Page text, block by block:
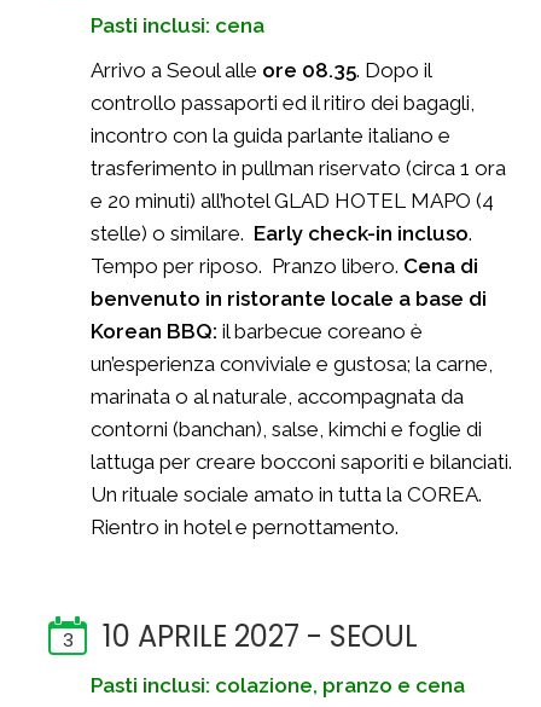
Pasti inclusi: cena
Arrivo a Seoul alle ore 08.35. Dopo il
controllo passaporti ed il ritiro dei bagagli,
incontro con la guida parlante italiano e
trasferimento in pullman riservato (circa 1 ora
e 20 minuti) all’hotel GLAD HOTEL MAPO (4
stelle) o similare. Early check-in incluso.
Tempo per riposo. Pranzo libero. Cena di
benvenuto in ristorante locale a base di
Korean BBQ: il barbecue coreano è
un’esperienza conviviale e gustosa; la carne,
marinata o al naturale, accompagnata da
contorni (banchan), salse, kimchi e foglie di
lattuga per creare bocconi saporiti e bilanciati.
Un rituale sociale amato in tutta la COREA.
Rientro in hotel e pernottamento.
3 10 APRILE 2027 - SEOUL
Pasti inclusi: colazione, pranzo e cena